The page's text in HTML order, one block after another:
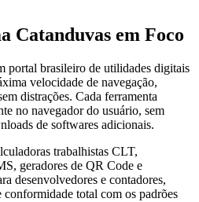
Catanduvas em Foco
portal brasileiro de utilidades digitais
velocidade de navegação,
distrações. Cada ferramenta
no navegador do usuário, sem
de softwares adicionais.
trabalhistas CLT,
geradores de QR Code e
desenvolvedores e contadores,
total com os padrões